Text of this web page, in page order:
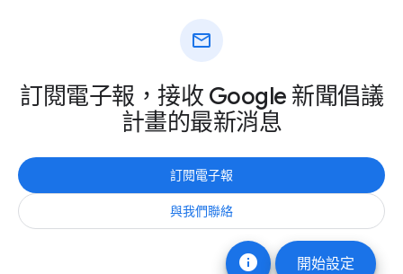
info 開始設定
mail
訂閱電子報，接收 Google 新聞倡議
計畫的最新消息
訂閱電子報
與我們聯絡